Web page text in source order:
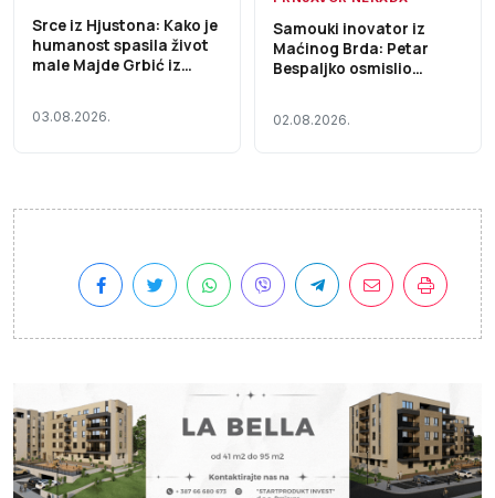
Srce iz Hjustona: Kako je
humanost spasila život
male Majde Grbić iz
03.08.2026.
Samouki inovator iz
Maćinog Brda: Petar
Bespaljko osmislio
gaterskih pila
02.08.2026.